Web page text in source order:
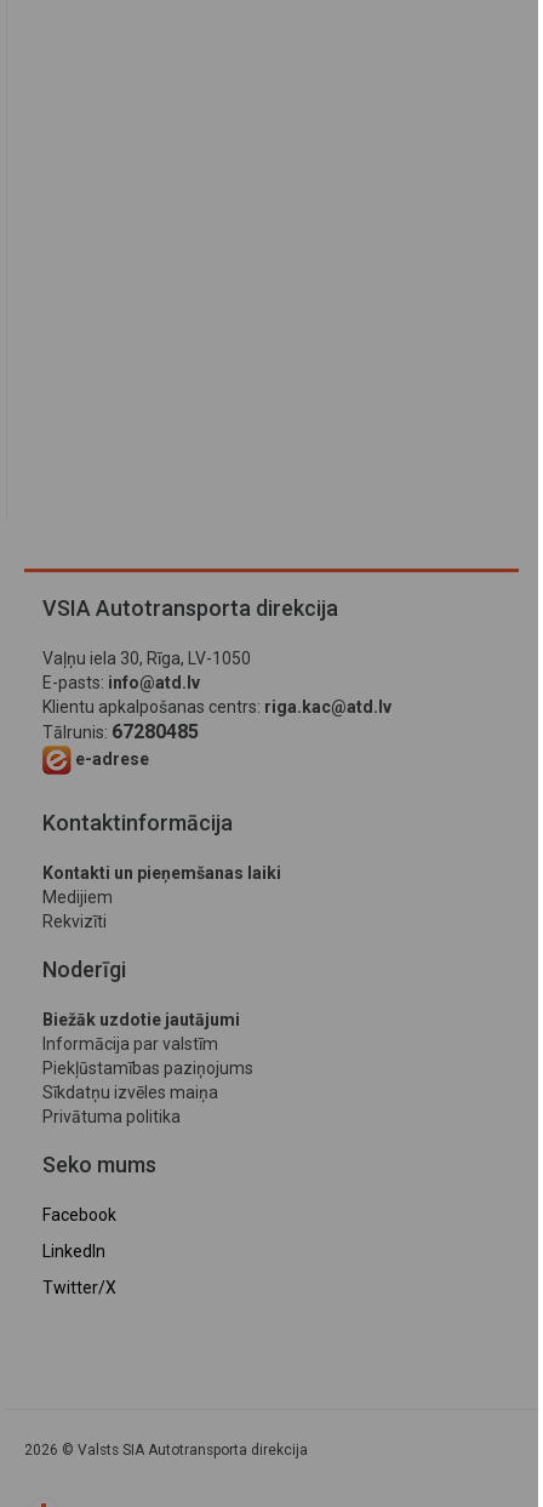
VSIA Autotransporta direkcija
Vaļņu iela 30, Rīga, LV-1050
E-pasts: info@atd.lv
Klientu apkalpošanas centrs: riga.kac@atd.lv
Tālrunis: 67280485
e-adrese
Kontaktinformācija
Kontakti un pieņemšanas laiki
Medijiem
Rekvizīti
Noderīgi
Biežāk uzdotie jautājumi
Informācija par valstīm
Piekļūstamības paziņojums
Sīkdatņu izvēles maiņa
Privātuma politika
Seko mums
Facebook
LinkedIn
Twitter/X
2026 © Valsts SIA Autotransporta direkcija